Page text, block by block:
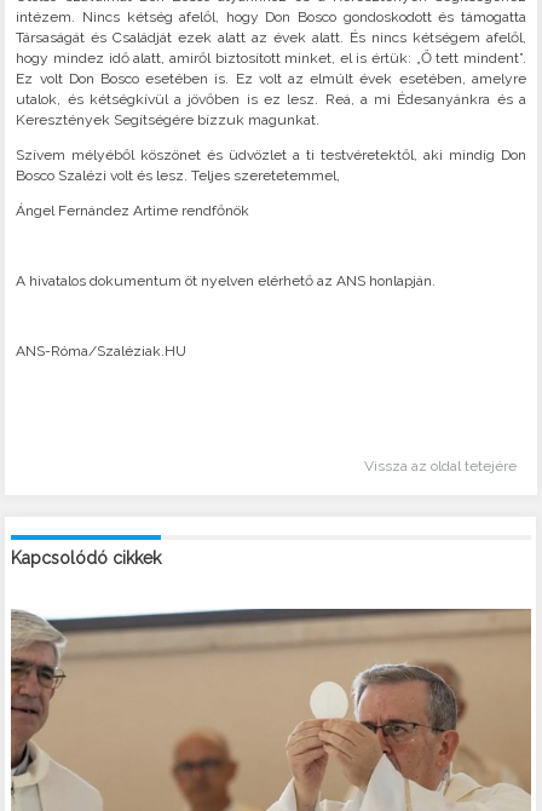
intézem. Nincs kétség afelől, hogy Don Bosco gondoskodott és támogatta
Társaságát és Családját ezek alatt az évek alatt. És nincs kétségem afelől,
hogy mindez idő alatt, amiről biztosított minket, el is értük: „Ő tett mindent”.
Ez volt Don Bosco esetében is. Ez volt az elmúlt évek esetében, amelyre
utalok, és kétségkívül a jövőben is ez lesz. Reá, a mi Édesanyánkra és a
Keresztények Segítségére bízzuk magunkat.
Szívem mélyéből köszönet és üdvözlet a ti testvéretektől, aki mindig Don
Bosco Szalézi volt és lesz. Teljes szeretetemmel,
Ángel Fernández Artime rendfőnök
A hivatalos dokumentum öt nyelven elérhető az ANS honlapján.
ANS-Róma/Szaléziak.HU
Vissza az oldal tetejére
Kapcsolódó cikkek